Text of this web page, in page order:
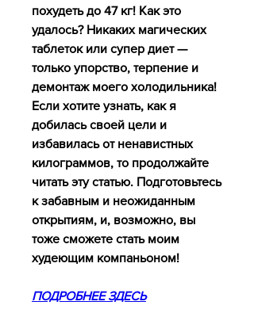
похудеть до 47 кг! Как это
удалось? Никаких магических
таблеток или супер диет —
только упорство, терпение и
демонтаж моего холодильника!
Если хотите узнать, как я
добилась своей цели и
избавилась от ненавистных
килограммов, то продолжайте
читать эту статью. Подготовьтесь
к забавным и неожиданным
открытиям, и, возможно, вы
тоже сможете стать моим
худеющим компаньоном!
ПОДРОБНЕЕ ЗДЕСЬ